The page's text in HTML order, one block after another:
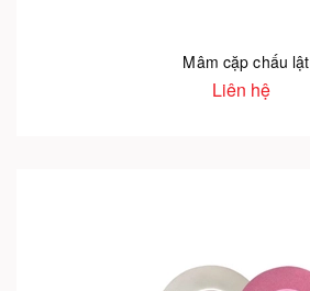
Mâm cặp chấu lật
Liên hệ